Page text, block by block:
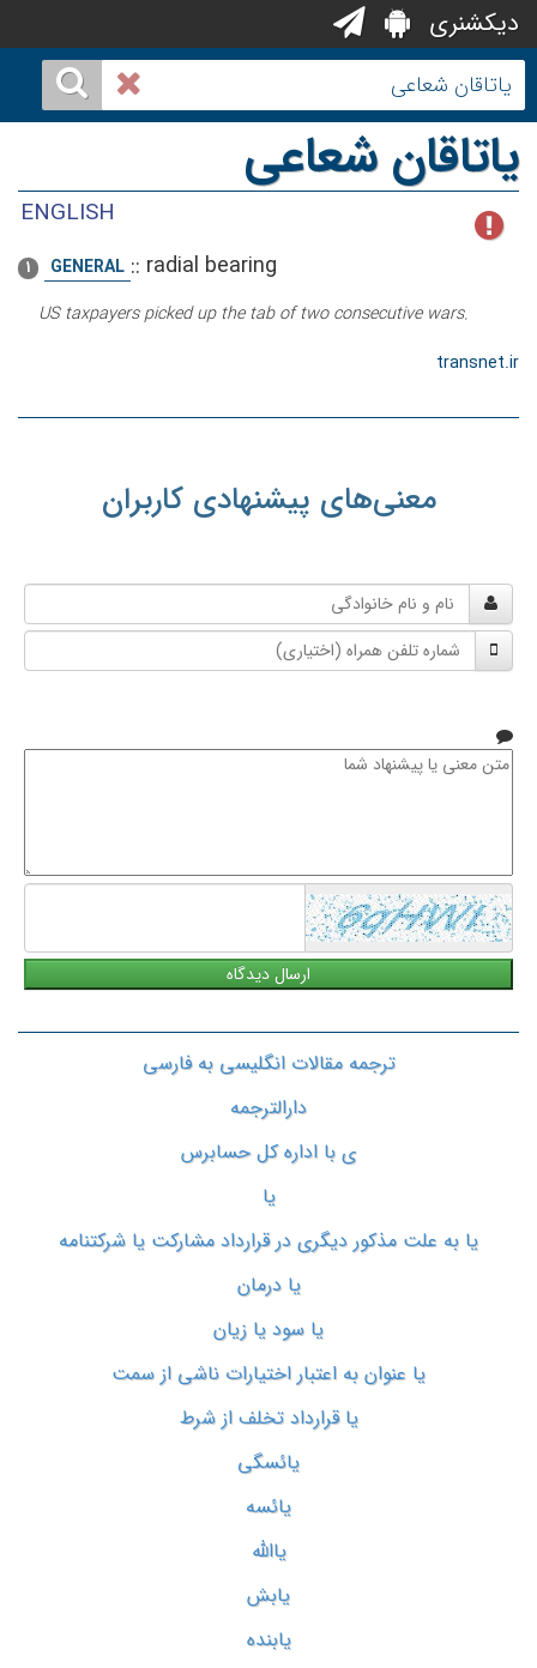
دیکشنری
یاتاقان شعاعی
ENGLISH
1 GENERAL :: radial bearing
US taxpayers picked up the tab of two consecutive wars.
transnet.ir
معنی‌های پیشنهادی کاربران
و
نام
خانوادگی
شماره
تلفن
متن
ترجمه مقالات انگلیسی به فارسی
دارالترجمه
ی با اداره کل حسابرس
یا
یا به علت مذکور دیگری در قرارداد مشارکت یا شرکتنامه
یا درمان
یا سود یا زیان
یا عنوان به اعتبار اختیارات ناشی از سمت
یا قرارداد تخلف از شرط
یائسگی
یائسه
یاالله
یابش
یابنده